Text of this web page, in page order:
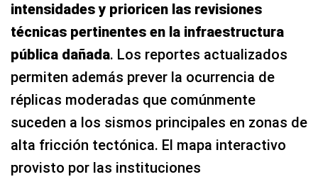
intensidades y prioricen las revisiones
técnicas pertinentes en la infraestructura
pública dañada. Los reportes actualizados
permiten además prever la ocurrencia de
réplicas moderadas que comúnmente
suceden a los sismos principales en zonas de
alta fricción tectónica. El mapa interactivo
provisto por las instituciones